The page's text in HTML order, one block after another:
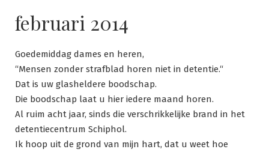
februari 2014
Goedemiddag dames en heren,
“Mensen zonder strafblad horen niet in detentie.“
Dat is uw glasheldere boodschap.
Die boodschap laat u hier iedere maand horen.
Al ruim acht jaar, sinds die verschrikkelijke brand in het
detentiecentrum Schiphol.
Ik hoop uit de grond van mijn hart, dat u weet hoe